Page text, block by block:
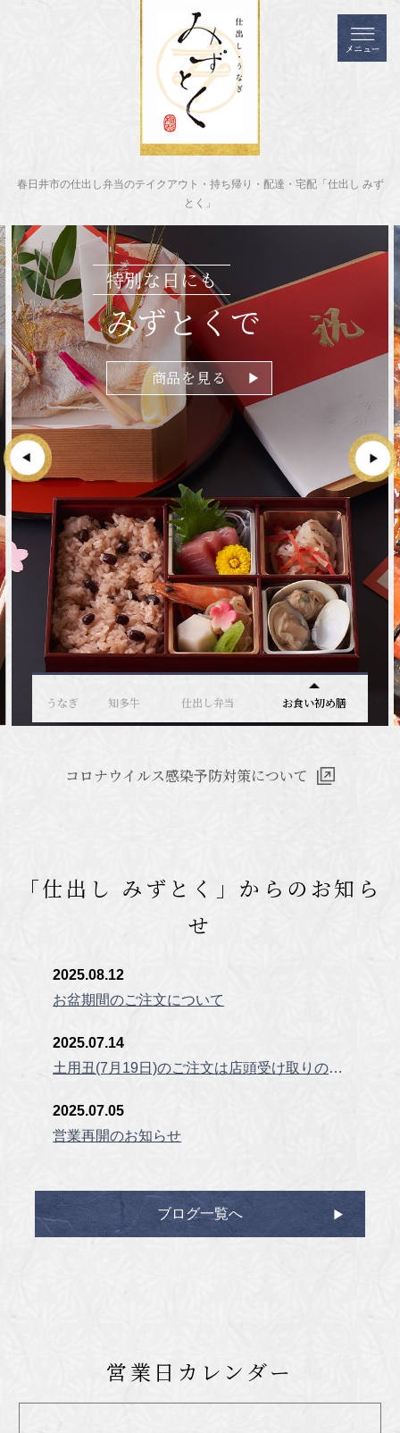
春日井市の仕出し弁当のテイクアウト・持ち帰り・配達・宅配「仕出し みず
とく」
特別な日にも
みずとくで
商品を見る
コロナウイルス感染予防対策について
「仕出し みずとく」からのお知ら
せ
2025.08.12
お盆期間のご注文について
2025.07.14
土用丑(7月19日)のご注文は店頭受け取りのみとなります。
2025.07.05
営業再開のお知らせ
ブログ一覧へ
営業日カレンダー